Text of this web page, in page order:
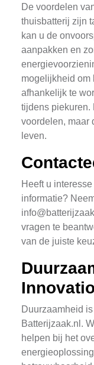
De voordelen
thuisbatterij zijn
kan u de
aanpakken en
mogelijkheid om
afhankelijk te
tijdens piekuren.
voordelen, maar
leven.
Heeft u
informatie?
vragen te
van de juiste
Duurzaamheid
Batterijzaak.nl.
helpen bij het